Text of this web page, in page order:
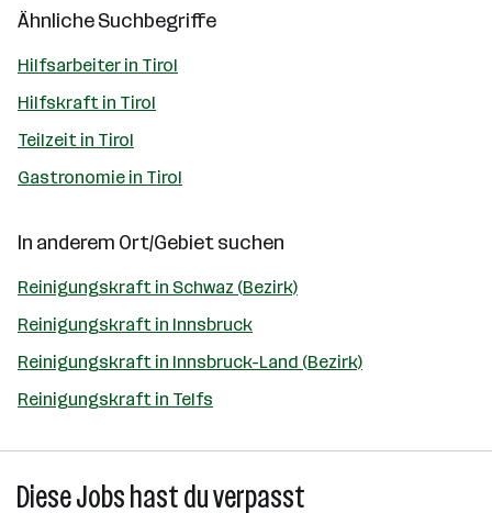
Ähnliche Suchbegriffe
Hilfsarbeiter in Tirol
Hilfskraft in Tirol
Teilzeit in Tirol
Gastronomie in Tirol
In anderem Ort/Gebiet suchen
Reinigungskraft in Schwaz (Bezirk)
Reinigungskraft in Innsbruck
Reinigungskraft in Innsbruck-Land (Bezirk)
Reinigungskraft in Telfs
Diese Jobs hast du verpasst